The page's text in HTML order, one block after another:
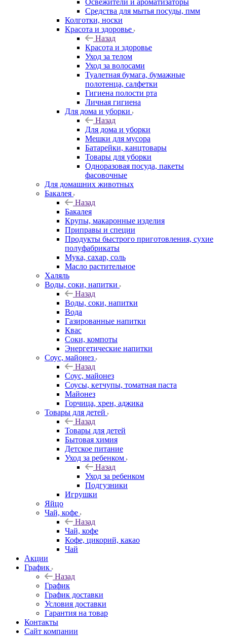
Освежители и ароматизаторы
Средства для мытья посуды, пмм
Колготки, носки
Красота и здоровье
Назад
Красота и здоровье
Уход за телом
Уход за волосами
Туалетная бумага, бумажные
полотенца, салфетки
Гигиена полости рта
Личная гигиена
Для дома и уборки
Назад
Для дома и уборки
Мешки для мусора
Батарейки, канцтовары
Товары для уборки
Одноразовая посуда, пакеты
фасовочные
Для домашних животных
Бакалея
Назад
Бакалея
Крупы, макаронные изделия
Приправы и специи
Продукты быстрого приготовления, сухие
полуфабрикаты
Мука, сахар, соль
Масло растительное
Халяль
Воды, соки, напитки
Назад
Воды, соки, напитки
Вода
Газированные напитки
Квас
Соки, компоты
Энергетические напитки
Соус, майонез
Назад
Соус, майонез
Соусы, кетчупы, томатная паста
Майонез
Горчица, хрен, аджика
Товары для детей
Назад
Товары для детей
Бытовая химия
Детское питание
Уход за ребенком
Назад
Уход за ребенком
Подгузники
Игрушки
Яйцо
Чай, кофе
Назад
Чай, кофе
Кофе, цикорий, какао
Чай
Акции
График
Назад
График
График доставки
Условия доставки
Гарантия на товар
Контакты
Сайт компании